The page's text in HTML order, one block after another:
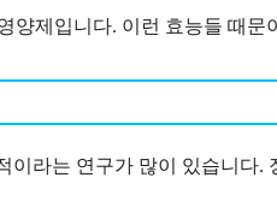
양제입니다. 이런 효능들 때문
라는 연구가 많이 있습니다.